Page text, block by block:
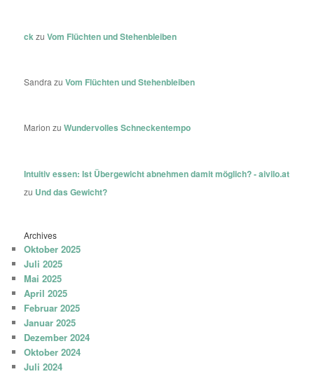
ck zuVom Flüchten und Stehenbleiben
Sandra zuVom Flüchten und Stehenbleiben
Marion zuWundervolles Schneckentempo
Intuitiv essen: Ist Übergewicht abnehmen damit möglich? - aivilo.at
zu Und das Gewicht?
Archives
Oktober 2025
Juli 2025
Mai 2025
April 2025
Februar 2025
Januar 2025
Dezember 2024
Oktober 2024
Juli 2024